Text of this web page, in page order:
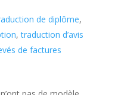
de diplôme,
, traduction d’avis
de factures